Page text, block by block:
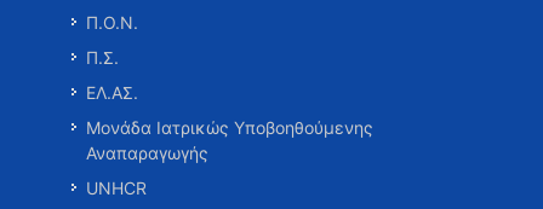
Π.Ο.Ν.
Π.Σ.
ΕΛ.ΑΣ.
Μονάδα Ιατρικώς Υποβοηθούμενης
Αναπαραγωγής
UNHCR